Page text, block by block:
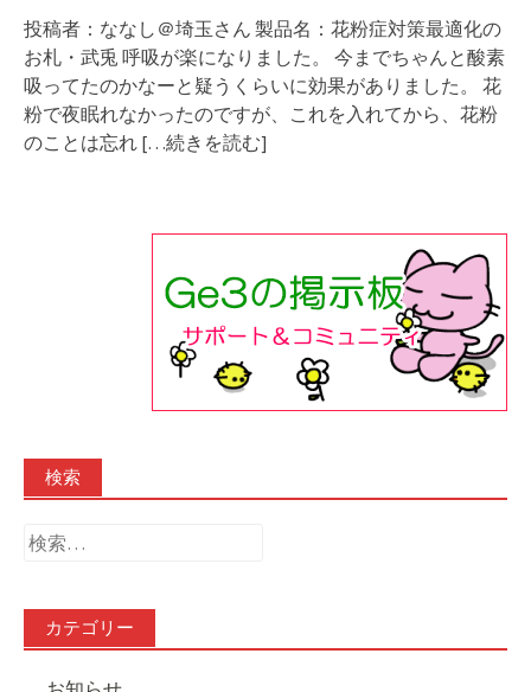
投稿者：ななし＠埼玉さん 製品名：花粉症対策最適化の
お札・武兎 呼吸が楽になりました。 今までちゃんと酸素
吸ってたのかなーと疑うくらいに効果がありました。 花
粉で夜眠れなかったのですが、これを入れてから、花粉
のことは忘れ […続きを読む]
検索
検
カテゴリー